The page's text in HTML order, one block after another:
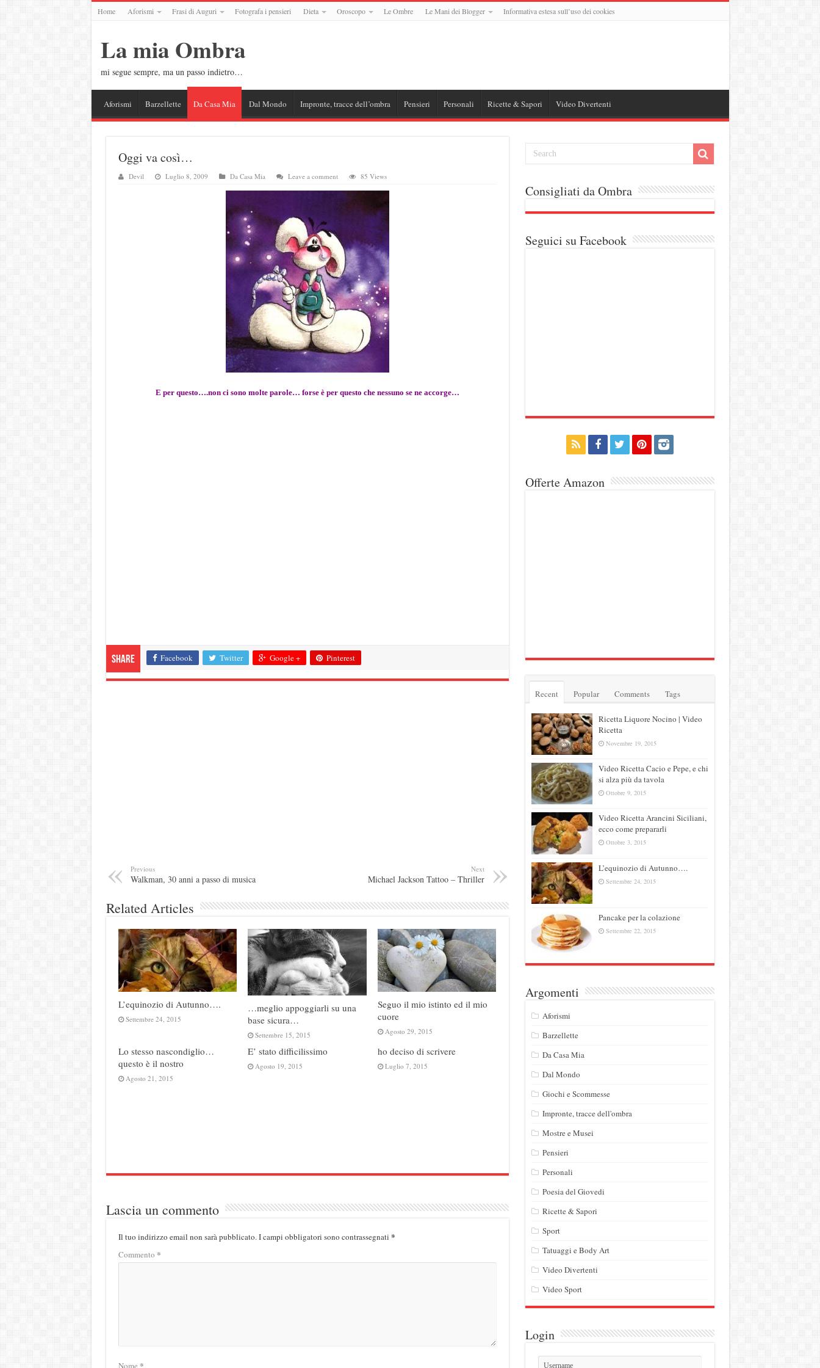
Home Aforismi Frasi di Auguri Fotografa i pensieri Dieta Oroscopo Le Ombre Le Mani dei Blogger Informativa estesa sull’uso dei cookies
La mia Ombra
mi segue sempre, ma un passo indietro…
Aforismi Barzellette Da Casa Mia Dal Mondo Impronte, tracce dell’ombra Pensieri Personali Ricette & Sapori Video Divertenti
Oggi va così…
Devil Luglio 8, 2009 Da Casa Mia Leave a comment 85 Views
E per questo….non ci sono molte parole… forse è per questo che nessuno se ne accorge…
Share Facebook Twitter Google + Pinterest
Previous
Walkman, 30 anni a passo di musica
Next
Michael Jackson Tattoo – Thriller
Related Articles
L’equinozio di Autunno….
Settembre 24, 2015
…meglio appoggiarli su una
base sicura…
Settembre 15, 2015
Seguo il mio istinto ed il mio
cuore
Agosto 29, 2015
Lo stesso nascondiglio…
questo è il nostro
Agosto 21, 2015
E’ stato difficilissimo
Agosto 19, 2015
ho deciso di scrivere
Luglio 7, 2015
Lascia un commento
Il tuo indirizzo email non sarà pubblicato.I campi obbligatori sono contrassegnati *
Commento *
Nome *
Consigliati da Ombra
Seguici su Facebook
Offerte Amazon
Recent Popular Comments Tags
Ricetta Liquore Nocino | Video
Ricetta
Novembre 19, 2015
Video Ricetta Cacio e Pepe, e chi
si alza più da tavola
Ottobre 9, 2015
Video Ricetta Arancini Siciliani,
ecco come prepararli
Ottobre 3, 2015
L’equinozio di Autunno….
Settembre 24, 2015
Pancake per la colazione
Settembre 22, 2015
Argomenti
Aforismi
Barzellette
Da Casa Mia
Dal Mondo
Giochi e Scommesse
Impronte, tracce dell'ombra
Mostre e Musei
Pensieri
Personali
Poesia del Giovedi
Ricette & Sapori
Sport
Tatuaggi e Body Art
Video Divertenti
Video Sport
Login